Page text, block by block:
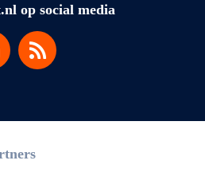
op social media